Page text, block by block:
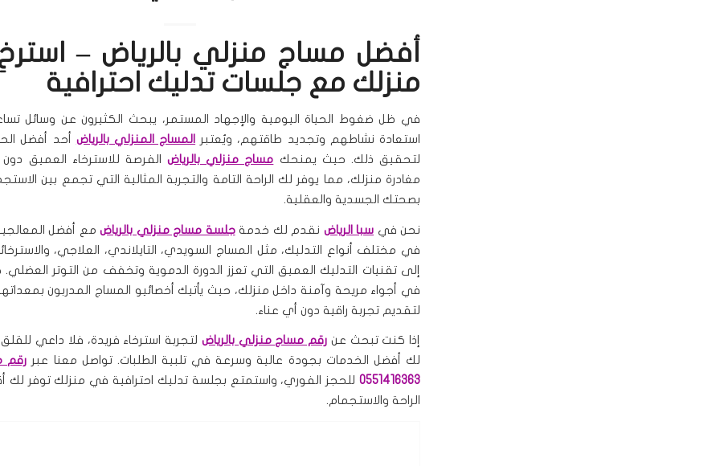
أفضل مساج منزلي بالرياض –
منزلك مع جلسات تدليك احترافية
في ظل ضغوط الحياة اليومية والإجهاد المستمر، يبحث الكثيرون عن وسائل
استعادة نشاطهم وتجديد طاقتهم، ويُعتبر
المساج المنزلي بالرياض أحد أفضل
لتحقيق ذلك. حيث يمنحك مساج منزلي بالرياضالفرصة للاسترخاء العميق دون
مغادرة منزلك، مما يوفر لك الراحة التامة والتجربة المثالية التي تجمع بين
بصحتك الجسدية والعقلية.
نحن في سبا الرياض نقدم لك خدمةجلسة مساج منزلي بالرياضمع أفضل
في مختلف أنواع التدليك، مثل المساج السويدي، التايلاندي، العلاجي،
إلى تقنيات التدليك العميق التي تعزز الدورة الدموية وتخفف من التوتر
في أجواء مريحة وآمنة داخل منزلك، حيث يأتيك أخصائيو المساج المدربون
لتقديم تجربة راقية دون أي عناء.
إذا كنت تبحث عن رقم مساج منزلي بالرياض لتجربة استرخاء فريدة، فلا داعي
لك أفضل الخدمات بجودة عالية وسرعة في تلبية الطلبات. تواصل معنا عبر رقم
0551416363للحجز الفوري، واستمتع بجلسة تدليك احترافية في منزلك توفر لك
الراحة والاستجمام.